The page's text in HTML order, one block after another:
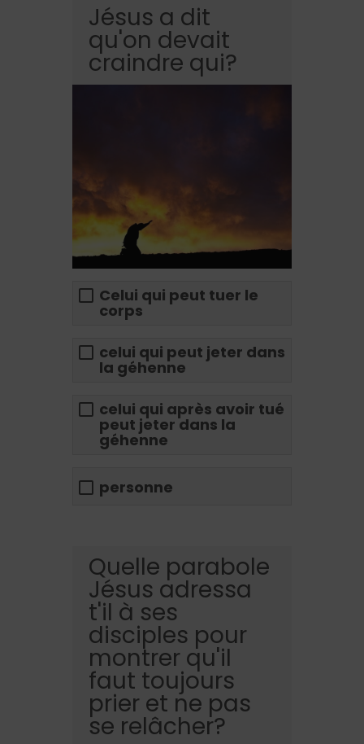
Jésus a dit
qu'on devait
craindre qui?
Celui qui peut tuer le
corps
celui qui peut jeter dans
la géhenne
celui qui après avoir tué
peut jeter dans la
géhenne
personne
Quelle parabole
Jésus adressa
t'il à ses
disciples pour
montrer qu'il
faut toujours
prier et ne pas
se relâcher?